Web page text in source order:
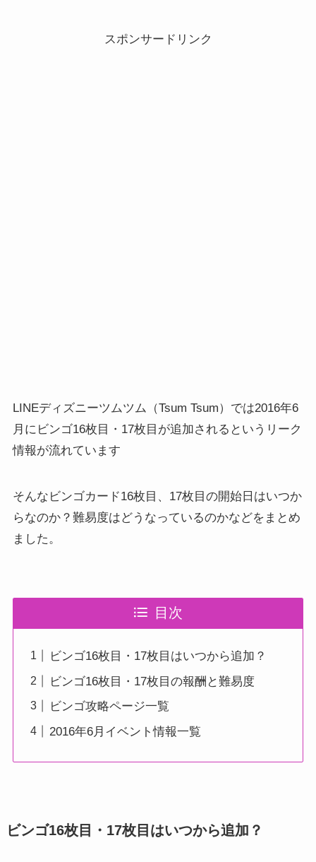
スポンサードリンク
LINEディズニーツムツム（Tsum Tsum）では2016年6
月にビンゴ16枚目・17枚目が追加されるというリーク
情報が流れています
そんなビンゴカード16枚目、17枚目の開始日はいつか
らなのか？難易度はどうなっているのかなどをまとめ
ました。
目次
ビンゴ16枚目・17枚目はいつから追加？
ビンゴ16枚目・17枚目の報酬と難易度
ビンゴ攻略ページ一覧
2016年6月イベント情報一覧
ビンゴ16枚目・17枚目はいつから追加？